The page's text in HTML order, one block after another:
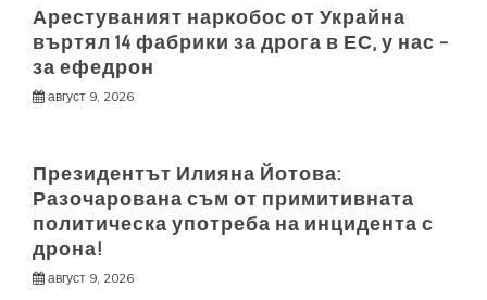
Арестуваният наркобос от Украйна
въртял 14 фабрики за дрога в ЕС, у нас –
за ефедрон
август 9, 2026
Президентът Илияна Йотова:
Разочарована съм от примитивната
политическа употреба на инцидента с
дрона!
август 9, 2026